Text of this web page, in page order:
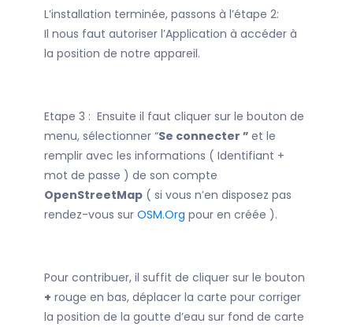
L’installation terminée, passons à l’étape 2:
Il nous faut autoriser l’Application à accéder à
la position de notre appareil.
Etape 3 : Ensuite il faut cliquer sur le bouton de
menu, sélectionner “Se connecter ” et le
remplir avec les informations ( Identifiant +
mot de passe ) de son compte
OpenStreetMap ( si vous n’en disposez pas
rendez-vous sur OSM.Org pour en créée ).
Pour contribuer, il suffit de cliquer sur le bouton
+ rouge en bas, déplacer la carte pour corriger
la position de la goutte d’eau sur fond de carte